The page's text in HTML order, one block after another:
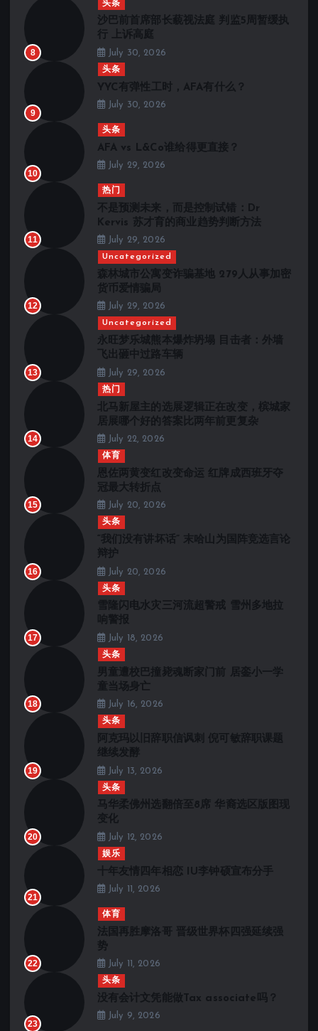
8
头条
沙巴前首席部长藐视法庭 判监5周暂缓执
行 上诉高庭
July 30, 2026
9
头条
YYC有弹性工时，AFA有什么？
July 30, 2026
10
头条
AFA vs L&Co谁给得更直接？
July 29, 2026
11
热门
不是预测未来，而是控制试错：Dr
Kervis 苏才育的商业趋势判断方法
July 29, 2026
12
Uncategorized
森林城市公寓变诈骗基地 279人从事加密
货币爱情骗局
July 29, 2026
13
Uncategorized
永旺梦乐城熊本爆炸坍塌 目击者：外墙
飞出砸中过路车辆
July 29, 2026
14
热门
北马新屋主的选展逻辑正在改变，槟城家
居展哪个好的答案比两年前更复杂
July 22, 2026
15
体育
恩佐两黄变红改变命运 红牌成西班牙夺
冠最大转折点
July 20, 2026
16
头条
“我们没有讲坏话” 末哈山为国阵竞选言论
辩护
July 20, 2026
17
头条
雪隆闪电水灾三河流超警戒 雪州多地拉
响警报
July 18, 2026
18
头条
男童遭校巴撞毙魂断家门前 居銮小一学
童当场身亡
July 16, 2026
19
头条
阿克玛以旧辞职信讽刺 倪可敏辞职课题
继续发酵
July 13, 2026
20
头条
马华柔佛州选翻倍至8席 华裔选区版图现
变化
July 12, 2026
21
娱乐
十年友情四年相恋 IU李钟硕宣布分手
July 11, 2026
22
体育
法国再胜摩洛哥 晋级世界杯四强延续强
势
July 11, 2026
23
头条
没有会计文凭能做Tax associate吗？
July 9, 2026